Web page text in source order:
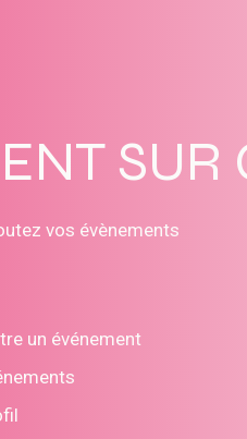
SUR
vos évènements
un événement